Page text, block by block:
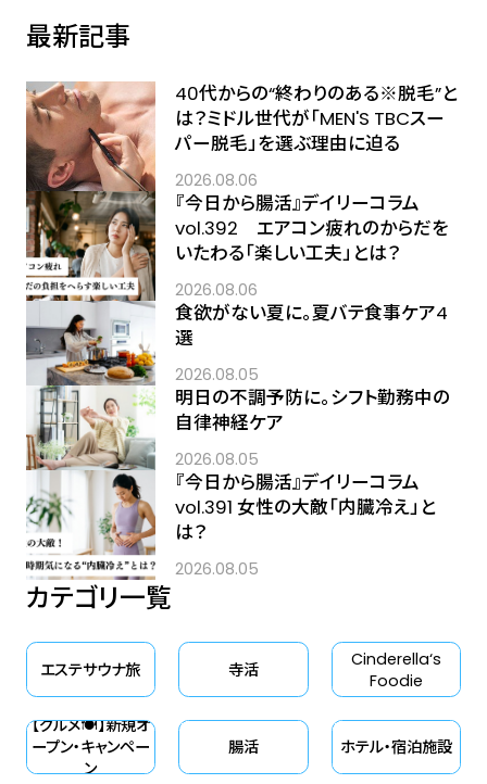
最新記事
40代からの“終わりのある※脱毛”と
は？ミドル世代が「MEN'S TBCスー
パー脱毛」を選ぶ理由に迫る
2026.08.06
『今日から腸活』デイリーコラム
vol.392 エアコン疲れのからだを
いたわる「楽しい工夫」とは？
2026.08.06
食欲がない夏に。夏バテ食事ケア4
選
2026.08.05
明日の不調予防に。シフト勤務中の
自律神経ケア
2026.08.05
『今日から腸活』デイリーコラム
vol.391 女性の大敵「内臓冷え」と
は？
2026.08.05
カテゴリ一覧
エステサウナ旅 寺活
Cinderella‘s
Foodie
【グルメ🍽】新規オ
ープン・キャンペー
ン
腸活 ホテル・宿泊施設